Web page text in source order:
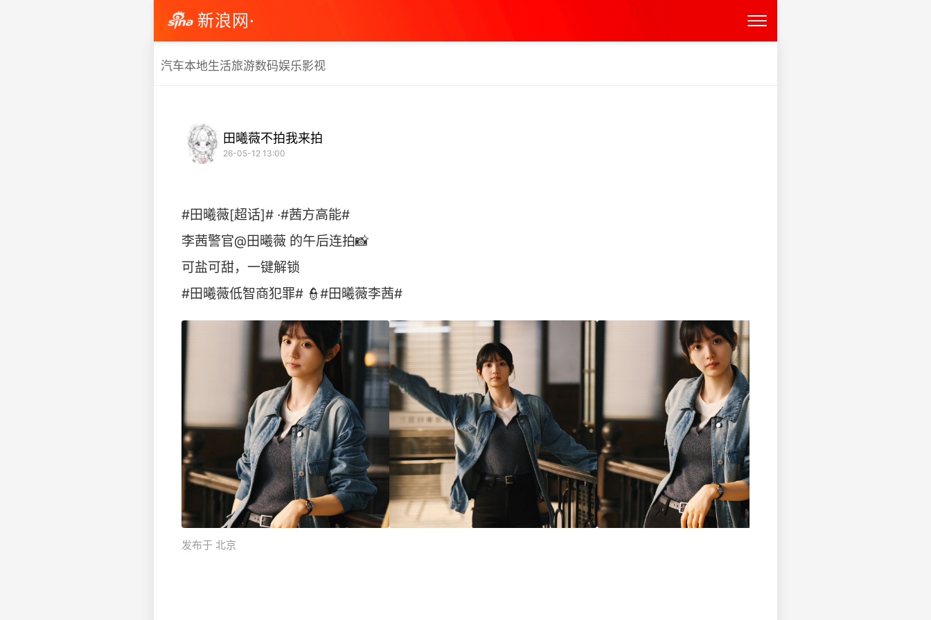
新浪网·
汽车本地生活旅游数码娱乐影视
田曦薇不拍我来拍
26-05-12 13:00
#田曦薇[超话]# ·#茜方高能#
李茜警官@田曦薇 的午后连拍📸
可盐可甜，一键解锁
#田曦薇低智商犯罪# 👮#田曦薇李茜# ​
发布于 北京